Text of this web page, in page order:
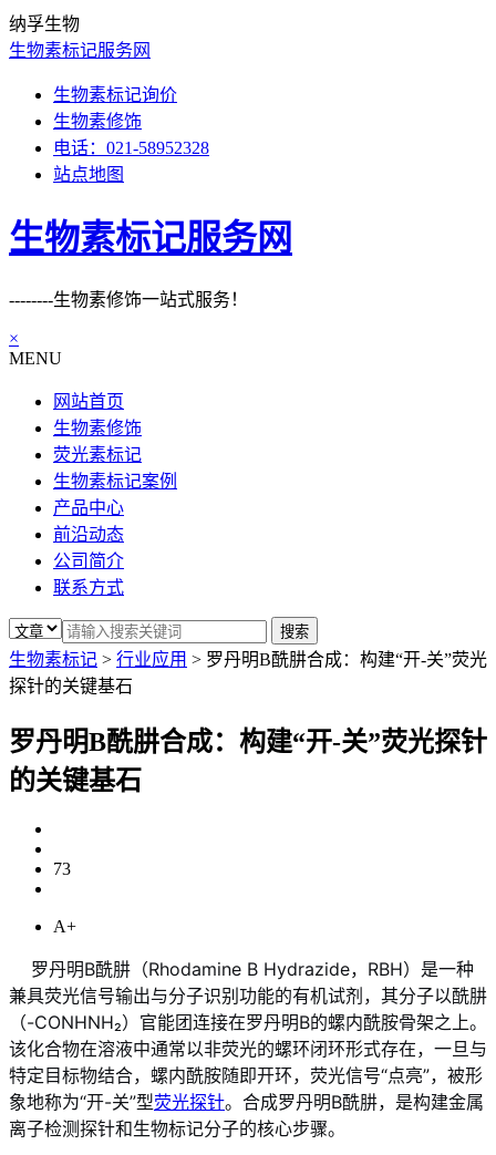
纳孚生物
生物素标记服务网
生物素标记询价
生物素修饰
电话：021-58952328
站点地图
生物素标记服务网
--------生物素修饰一站式服务！
×
MENU
网站首页
生物素修饰
荧光素标记
生物素标记案例
产品中心
前沿动态
公司简介
联系方式
生物素标记 > 行业应用 > 罗丹明B酰肼合成：构建“开-关”荧光
探针的关键基石
罗丹明B酰肼合成：构建“开-关”荧光探针
的关键基石
73
A+
罗丹明B酰肼（Rhodamine B Hydrazide，RBH）是一种
兼具荧光信号输出与分子识别功能的有机试剂，其分子以酰肼
（-CONHNH₂）官能团连接在罗丹明B的螺内酰胺骨架之上。
该化合物在溶液中通常以非荧光的螺环闭环形式存在，一旦与
特定目标物结合，螺内酰胺随即开环，荧光信号“点亮”，被形
象地称为“开-关”型荧光探针。合成罗丹明B酰肼，是构建金属
离子检测探针和生物标记分子的核心步骤。